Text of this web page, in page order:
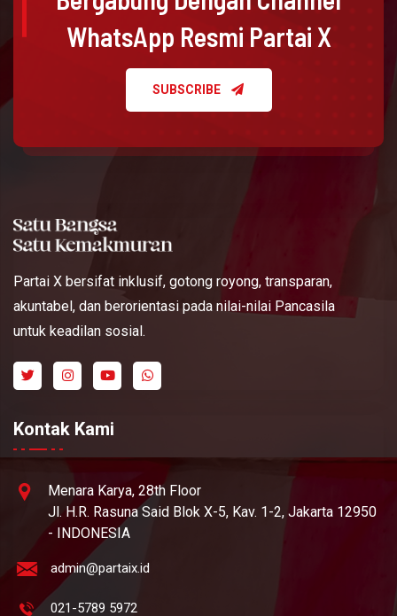
WhatsApp Resmi Partai X
SUBSCRIBE
Partai X bersifat inklusif, gotong royong, transparan,
akuntabel, dan berorientasi pada nilai-nilai Pancasila
untuk keadilan sosial.
Kontak Kami
Menara Karya, 28th Floor
Jl. H.R. Rasuna Said Blok X-5, Kav. 1-2, Jakarta 12950
- INDONESIA
admin@partaix.id
021-5789 5972